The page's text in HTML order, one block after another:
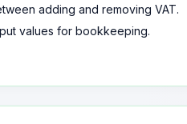
adding and removing VAT.
values for bookkeeping.